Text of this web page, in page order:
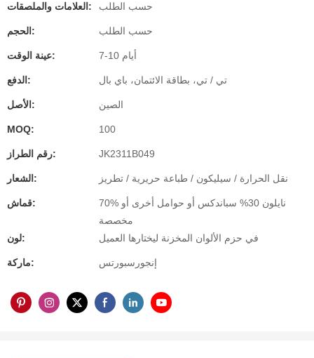
العلامات والملصقات: حسب الطلب
الحجم: حسب الطلب
عينة الوقت: 7-10 أيام
الدفع: تي / تي، بطاقة الائتمان، باي بال
الأصل: الصين
MOQ: 100
رقم الطراز: JK2311B049
الشعار: نقل الحرارة / سيليكون / طباعة حريرية / تطريز
قماش:
70% نايلون 30% سباندكس أو حوامل أخرى أو
مخصصة
لون:
في حزم الألوان المخزنة ليختارها العميل
ماركة: إنجورسبورتس